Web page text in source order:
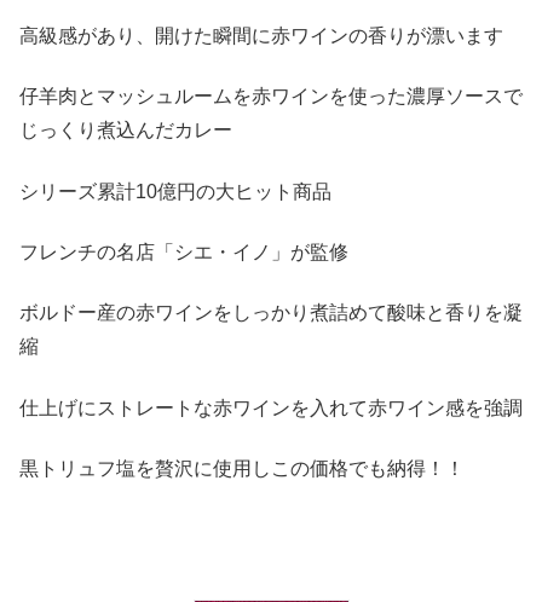
高級感があり、開けた瞬間に赤ワインの香りが漂います
仔羊肉とマッシュルームを赤ワインを使った濃厚ソースで
じっくり煮込んだカレー
シリーズ累計10億円の大ヒット商品
フレンチの名店「シエ・イノ」が監修
ボルドー産の赤ワインをしっかり煮詰めて酸味と香りを凝
縮
仕上げにストレートな赤ワインを入れて赤ワイン感を強調
黒トリュフ塩を贅沢に使用しこの価格でも納得！！